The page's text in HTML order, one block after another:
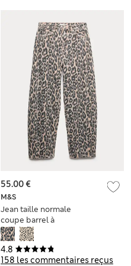
4.8
158 les commentaires reçus
M&S
Jean taille normale
coupe barrel à
imprimé animal
55.00 €